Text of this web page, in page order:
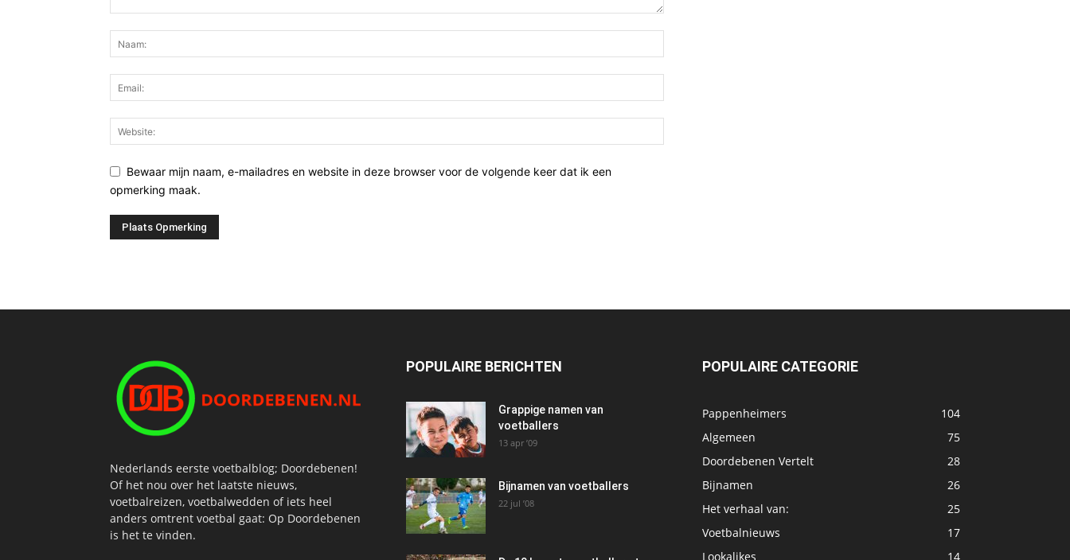
Bewaar mijn naam, e-mailadres en website in deze browser voor de volgende keer dat ik een
opmerking maak.
Nederlands eerste voetbalblog; Doordebenen!
Of het nou over het laatste nieuws,
voetbalreizen, voetbalwedden of iets heel
anders omtrent voetbal gaat: Op Doordebenen
is het te vinden.
POPULAIRE BERICHTEN
Grappige namen van
voetballers
13 apr ’09
Bijnamen van voetballers
22 jul ’08
POPULAIRE CATEGORIE
Pappenheimers
104
Algemeen
75
Doordebenen Vertelt
28
Bijnamen
26
Het verhaal van:
25
Voetbalnieuws
17
Lookalikes
14